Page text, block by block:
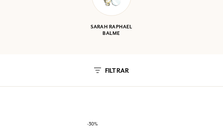
SARAH RAPHAEL
BALME
FILTRAR
-30%